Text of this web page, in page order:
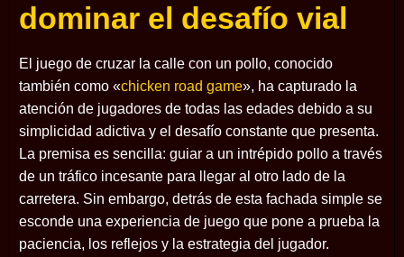
dominar el desafío vial
El juego de cruzar la calle con un pollo, conocido
también como «chicken road game», ha capturado la
atención de jugadores de todas las edades debido a su
simplicidad adictiva y el desafío constante que presenta.
La premisa es sencilla: guiar a un intrépido pollo a través
de un tráfico incesante para llegar al otro lado de la
carretera. Sin embargo, detrás de esta fachada simple se
esconde una experiencia de juego que pone a prueba la
paciencia, los reflejos y la estrategia del jugador.